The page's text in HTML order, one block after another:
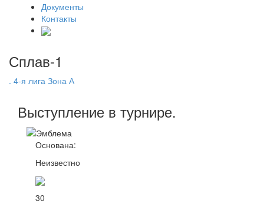
Документы
Контакты
Сплав-1
. 4-я лига Зона А
Выступление в турнире.
Основана:
Неизвестно
30